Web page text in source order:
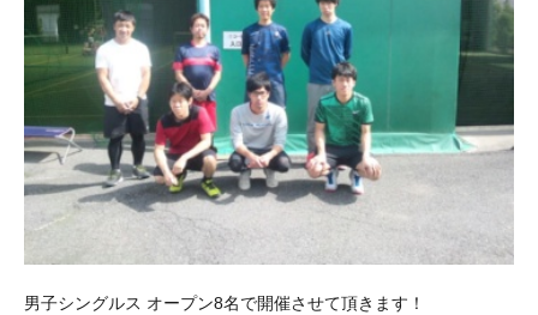
男子シングルス オープン8名で開催させて頂きます！